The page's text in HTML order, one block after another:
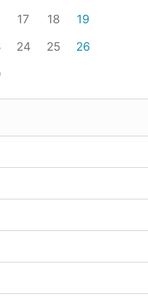
17 18
19
24 25
26